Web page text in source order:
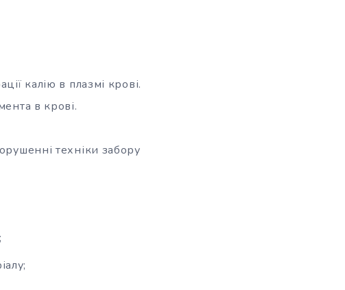
калію в плазмі крові.
в крові.
техніки забору